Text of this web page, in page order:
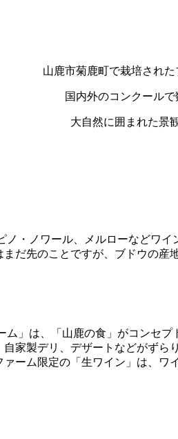
山鹿市菊鹿町で栽培され
国内外のコンクール
大自然に囲まれた景
・ノワール、メルローなどワイ
だ先のことですが、ブドウの
ム」は、「山鹿の食」がコンセ
家製デリ、デザートなどがずら
ーム限定の「生ワイン」は、ワ